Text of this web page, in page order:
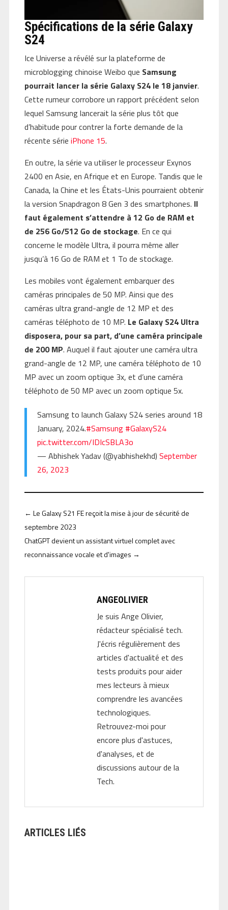
Spécifications de la série Galaxy
S24
Ice Universe a révélé sur la plateforme de
microblogging chinoise Weibo que Samsung
pourrait lancer la série Galaxy S24 le 18 janvier.
Cette rumeur corrobore un rapport précédent selon
lequel Samsung lancerait la série plus tôt que
d’habitude pour contrer la forte demande de la
récente série iPhone 15.
En outre, la série va utiliser le processeur Exynos
2400 en Asie, en Afrique et en Europe. Tandis que le
Canada, la Chine et les États-Unis pourraient obtenir
la version Snapdragon 8 Gen 3 des smartphones. Il
faut également s’attendre à 12 Go de RAM et
de 256 Go/512 Go de stockage. En ce qui
concerne le modèle Ultra, il pourra même aller
jusqu’à 16 Go de RAM et 1 To de stockage.
Les mobiles vont également embarquer des
caméras principales de 50 MP. Ainsi que des
caméras ultra grand-angle de 12 MP et des
caméras téléphoto de 10 MP. Le Galaxy S24 Ultra
disposera, pour sa part, d’une caméra principale
de 200 MP. Auquel il faut ajouter une caméra ultra
grand-angle de 12 MP, une caméra téléphoto de 10
MP avec un zoom optique 3x, et d’une caméra
téléphoto de 50 MP avec un zoom optique 5x.
Samsung to launch Galaxy S24 series around 18
January, 2024.#Samsung #GalaxyS24
pic.twitter.com/IDIcSBLA3o
— Abhishek Yadav (@yabhishekhd) September
26, 2023
← Le Galaxy S21 FE reçoit la mise à jour de sécurité de
septembre 2023
ChatGPT devient un assistant virtuel complet avec
reconnaissance vocale et d'images →
ANGEOLIVIER
Je suis Ange Olivier,
rédacteur spécialisé tech.
J'écris régulièrement des
articles d'actualité et des
tests produits pour aider
mes lecteurs à mieux
comprendre les avancées
technologiques.
Retrouvez-moi pour
encore plus d'astuces,
d'analyses, et de
discussions autour de la
Tech.
ARTICLES LIÉS